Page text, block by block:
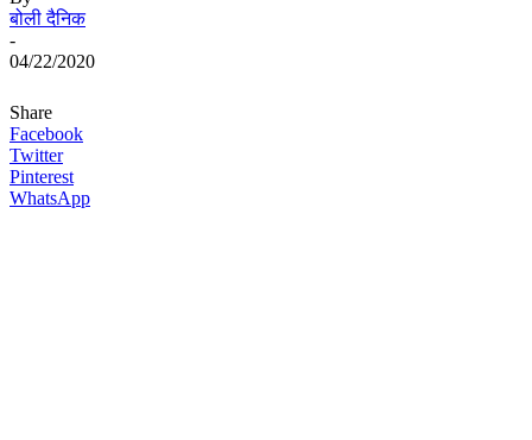
बोली दैनिक
-
04/22/2020
Share
Facebook
Twitter
Pinterest
WhatsApp